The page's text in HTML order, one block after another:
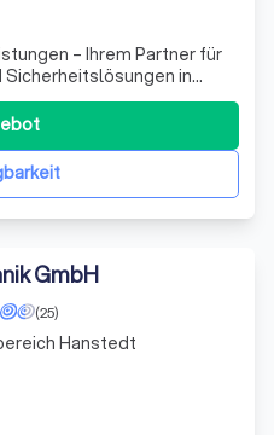
– Ihrem Partner für
in
Team, das sich darauf
Haushalte als auch
Zustand zu halten.
GmbH
(25)
Hanstedt